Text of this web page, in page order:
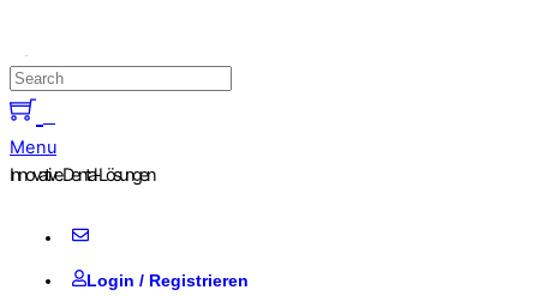
Menu
Innovative Dental-Lösungen
Login / Registrieren